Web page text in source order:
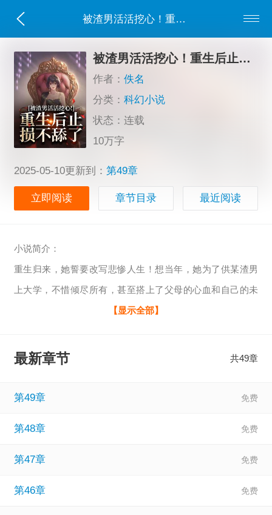
被渣男活活挖心！重生后止损不舔了
被渣男活活挖心！重生后止损不舔了
作者：佚名
分类：科幻小说
状态：连载
10万字
2025-05-10更新到： 第49章
立即阅读 章节目录 最近阅读
小说简介：
重生归来，她誓要改写悲惨人生！想当年，她为了供某渣男
上大学，不惜倾尽所有，甚至搭上了父母的心血和自己的未
来，结果却换来了渣男的背叛和遗忘。这一次，当同样的困
时，她直接一个拒绝！
的她，为了渣男夜以继日打工，累出一身病，最后却换来家
狠地踩在脚下！
【显示全部】
最新章节 共49章
第49章
第48章
第47章
第46章